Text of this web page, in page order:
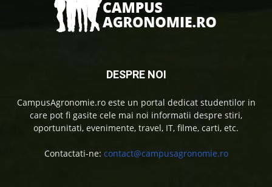
DESPRE NOI
CampusAgronomie.ro este un portal dedicat studentilor in
care pot fi gasite cele mai noi informatii despre stiri,
oportunitati, evenimente, travel, IT, filme, carti, etc.
Contactati-ne: contact@campusagronomie.ro